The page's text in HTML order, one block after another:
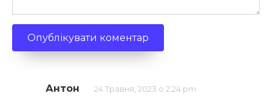
Антон 24 Травня, 2023 о 2:24 pm